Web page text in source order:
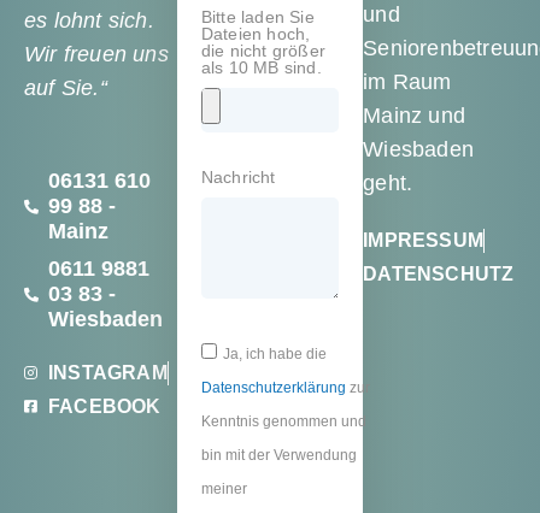
es lohnt sich.
Wir freuen uns
auf Sie.“
06131 610
99 88 -
Mainz
0611 9881
03 83 -
Wiesbaden
INSTAGRAM
FACEBOOK
Bitte laden Sie
Dateien hoch,
die nicht größer
als 10 MB sind.
Nachricht
Ja, ich habe die
Datenschutzerklärung zur
Kenntnis genommen und
bin mit der Verwendung
meiner
und
im Raum
Mainz und
Wiesbaden
geht.
IMPRESSUM
DATENSCHUTZ